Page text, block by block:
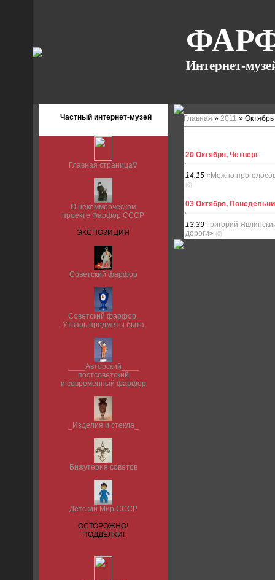
Интернет-
Частный интернет-музей
Главная страница∇
О некоммерческом
проекте Фарфор СССР
ЭКСПОЗИЦИЯ
Советский фарфор
Советский фарфор,
Утварь,предметы быта
____Авторский____
постсоветский
и современный фарфор
_Изделия и стекла_
Бижутерия советов
Детский Мир СССР
ОСТОРОЖНО!
ПОДДЕЛКИ!
Главная » 2011 » Октябрь
20 Октября, Четверг
14:15 «Можно
(0)
03 Октября,
13:39 Григорий
дороги» (0)